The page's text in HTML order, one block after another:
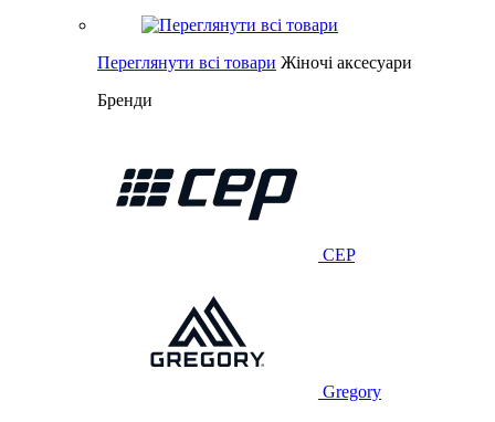
Переглянути всі товари Жіночі аксесуари
Бренди
CEP
Gregory